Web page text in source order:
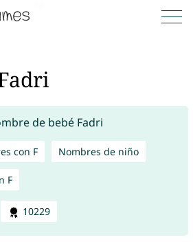
con F Nombres de niño
F
10229